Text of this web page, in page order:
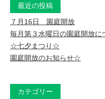
最近の投稿
７月16日 園庭開放
毎月第３水曜日の園庭開放に
☆七夕まつり☆
園庭開放のお知らせ☆
カテゴリー